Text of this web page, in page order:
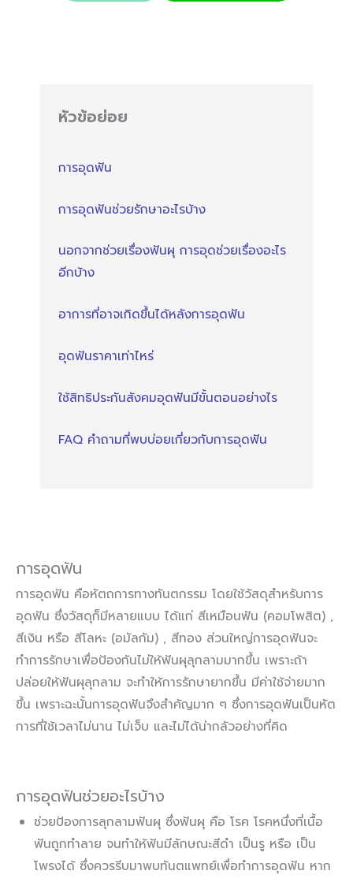
หัวข้อย่อย
การอุดฟัน
การอุดฟันช่วยรักษาอะไรบ้าง
นอกจากช่วยเรื่องฟันผุ การอุดช่วยเรื่องอะไร
อีกบ้าง
อาการที่อาจเกิดขึ้นได้หลังการอุดฟัน
อุดฟันราคาเท่าไหร่
ใช้สิทธิประกันสังคมอุดฟันมีขั้นตอนอย่างไร
FAQ คำถามที่พบบ่อยเกี่ยวกับการอุดฟัน
การอุดฟัน
การอุดฟัน คือหัตถการทางทันตกรรม โดยใช้วัสดุสำหรับการ
อุดฟัน ซึ่งวัสดุก็มีหลายแบบ ได้แก่ สีเหมือนฟัน (คอมโพสิต) ,
สีเงิน หรือ สีโลหะ (อมัลกัม) , สีทอง ส่วนใหญ่การอุดฟันจะ
ทำการรักษาเพื่อป้องกันไม่ให้ฟันผุลุกลามมากขึ้น เพราะถ้า
ปล่อยให้ฟันผุลุกลาม จะทำให้การรักษายากขึ้น มีค่าใช้จ่ายมาก
ขึ้น เพราะฉะนั้นการอุดฟันจึงสำคัญมาก ๆ ซึ่งการอุดฟันเป็นหัต
การที่ใช้เวลาไม่นาน ไม่เจ็บ และไม่ได้น่ากลัวอย่างที่คิด
การอุดฟันช่วยอะไรบ้าง
ช่วยป้องการลุกลามฟันผุ ซึ่งฟันผุ คือ โรค โรคหนึ่งที่เนื้อ
ฟันถูกทำลาย จนทำให้ฟันมีลักษณะสีดำ เป็นรู หรือ เป็น
โพรงได้ ซึ่งควรรีบมาพบทันตแพทย์เพื่อทำการอุดฟัน หาก